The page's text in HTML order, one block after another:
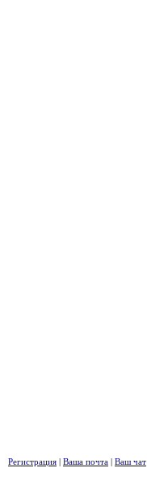
Регистрация | Ваша почта | Ваш чат